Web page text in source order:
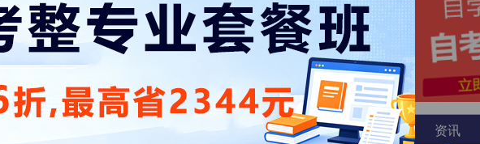
。报考专升本专业的考生在申请本科毕业时必须具有国家承认学历
资讯